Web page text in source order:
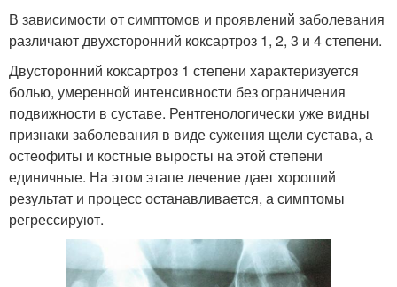
В зависимости от симптомов и проявлений заболевания
различают двухсторонний коксартроз 1, 2, 3 и 4 степени.
Двусторонний коксартроз 1 степени характеризуется
болью, умеренной интенсивности без ограничения
подвижности в суставе. Рентгенологически уже видны
признаки заболевания в виде сужения щели сустава, а
остеофиты и костные выросты на этой степени
единичные. На этом этапе лечение дает хороший
результат и процесс останавливается, а симптомы
регрессируют.